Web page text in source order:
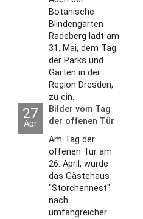
Botanische
Blindengarten
Radeberg lädt am
31. Mai, dem Tag
der Parks und
Gärten in der
Region Dresden,
zu ein...
27
Apr
Bilder vom Tag
der offenen Tür
2026
Am Tag der
offenen Tür am
26. April, wurde
das Gästehaus
"Storchennest"
nach
umfangreicher